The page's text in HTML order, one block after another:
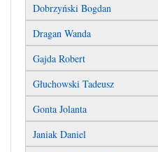
Dobrzyński Bogdan
Dragan Wanda
Gajda Robert
Głuchowski Tadeusz
Gonta Jolanta
Janiak Daniel